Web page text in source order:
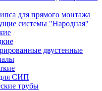
для прямого монтажа
системы "Народная"
двустенные
СИП
трубы